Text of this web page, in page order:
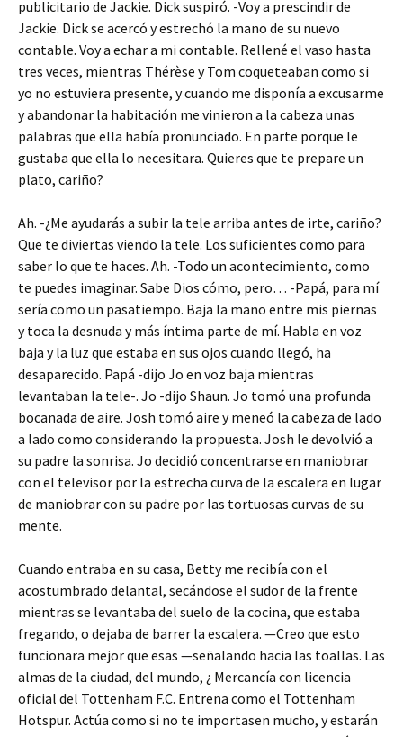
publicitario de Jackie. Dick suspiró. -Voy a prescindir de
Jackie. Dick se acercó y estrechó la mano de su nuevo
contable. Voy a echar a mi contable. Rellené el vaso hasta
tres veces, mientras Thérèse y Tom coqueteaban como si
yo no estuviera presente, y cuando me disponía a excusarme
y abandonar la habitación me vinieron a la cabeza unas
palabras que ella había pronunciado. En parte porque le
gustaba que ella lo necesitara. Quieres que te prepare un
plato, cariño?
Ah. -¿Me ayudarás a subir la tele arriba antes de irte, cariño?
Que te diviertas viendo la tele. Los suficientes como para
saber lo que te haces. Ah. -Todo un acontecimiento, como
te puedes imaginar. Sabe Dios cómo, pero… -Papá, para mí
sería como un pasatiempo. Baja la mano entre mis piernas
y toca la desnuda y más íntima parte de mí. Habla en voz
baja y la luz que estaba en sus ojos cuando llegó, ha
desaparecido. Papá -dijo Jo en voz baja mientras
levantaban la tele-. Jo -dijo Shaun. Jo tomó una profunda
bocanada de aire. Josh tomó aire y meneó la cabeza de lado
a lado como considerando la propuesta. Josh le devolvió a
su padre la sonrisa. Jo decidió concentrarse en maniobrar
con el televisor por la estrecha curva de la escalera en lugar
de maniobrar con su padre por las tortuosas curvas de su
mente.
Cuando entraba en su casa, Betty me recibía con el
acostumbrado delantal, secándose el sudor de la frente
mientras se levantaba del suelo de la cocina, que estaba
fregando, o dejaba de barrer la escalera. —Creo que esto
funcionara mejor que esas —señalando hacia las toallas. Las
almas de la ciudad, del mundo, ¿ Mercancía con licencia
oficial del Tottenham F.C. Entrena como el Tottenham
Hotspur. Actúa como si no te importasen mucho, y estarán